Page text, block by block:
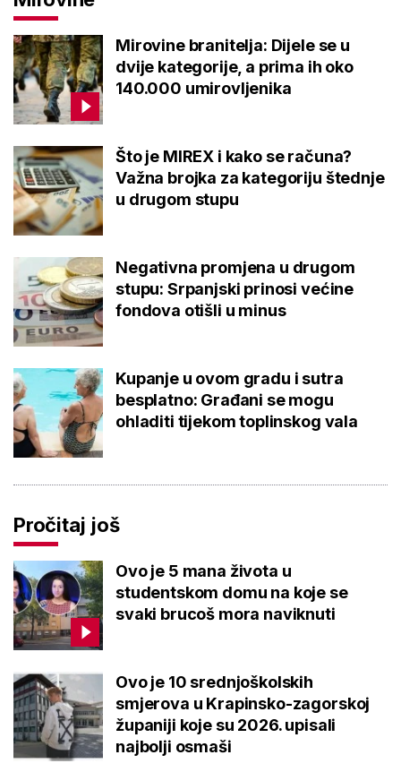
Mirovine branitelja: Dijele se u
dvije kategorije, a prima ih oko
140.000 umirovljenika
Što je MIREX i kako se računa?
Važna brojka za kategoriju štednje
u drugom stupu
Negativna promjena u drugom
stupu: Srpanjski prinosi većine
fondova otišli u minus
Kupanje u ovom gradu i sutra
besplatno: Građani se mogu
ohladiti tijekom toplinskog vala
Pročitaj još
Ovo je 5 mana života u
studentskom domu na koje se
svaki brucoš mora naviknuti
Ovo je 10 srednjoškolskih
smjerova u Krapinsko-zagorskoj
županiji koje su 2026. upisali
najbolji osmaši